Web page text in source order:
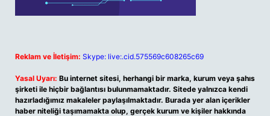
Reklam ve İletişim: Skype: live:.cid.575569c608265c69
Yasal Uyarı: Bu internet sitesi, herhangi bir marka, kurum veya şahıs
şirketi ile hiçbir bağlantısı bulunmamaktadır. Sitede yalnızca kendi
hazırladığımız makaleler paylaşılmaktadır. Burada yer alan içerikler
haber niteliği taşımamakta olup, gerçek kurum ve kişiler hakkında